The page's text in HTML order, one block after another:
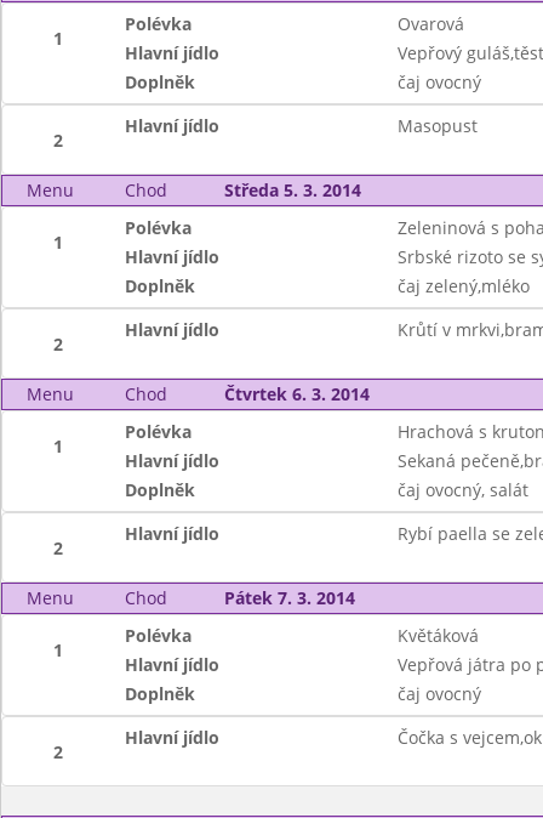
1
Polévka
Ovarová
Hlavní jídlo
Vepřový
Doplněk
čaj ovocný
2
Hlavní jídlo Masopust
Menu Chod Středa 5. 3. 2014
1
Polévka
Zeleninová s
Hlavní jídlo
Srbské rizoto se
Doplněk
čaj zelený,mléko
2
Hlavní jídlo Krůtí v
Menu Chod Čtvrtek 6. 3. 2014
1
Polévka
Hrachová s
Hlavní jídlo
Sekaná
Doplněk
čaj ovocný, salát
2
Hlavní jídlo Rybí paella se
Menu Chod Pátek 7. 3. 2014
1
Polévka
Květáková
Hlavní jídlo
Vepřová játra po
Doplněk
čaj ovocný
2
Hlavní jídlo Čočka s